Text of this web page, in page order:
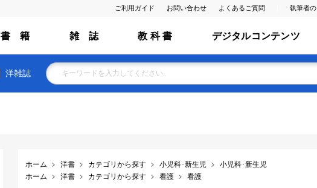
ご利用ガイド お問い合わせ よくあるご質問 執筆者
書 籍 雑 誌 教 科 書 デジタルコンテンツ
洋雑誌
ホーム 洋書 カテゴリから探す 小児科･新生児
小児科･新生児
ホーム
洋書 カテゴリから探す 看護 看護